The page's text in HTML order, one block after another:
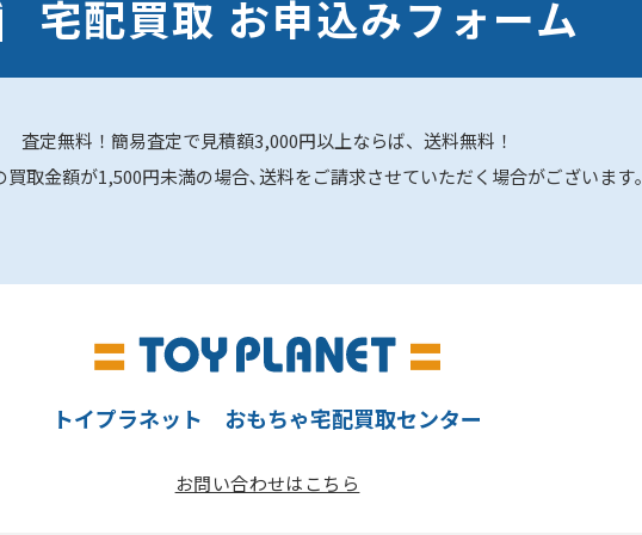
宅配買取 お申込みフォーム
査定無料！簡易査定で見積額3,000円以上ならば、送料無料！
取金額が1,500円未満の場合､送料をご請求させていただく場合がございます｡
トイプラネット おもちゃ宅配買取センター
お問い合わせはこちら